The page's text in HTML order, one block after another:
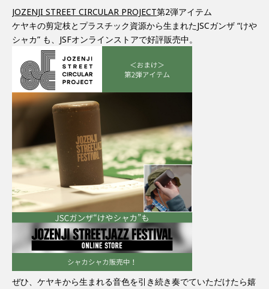
JOZENJI STREET CIRCULAR PROJECT第2弾アイテム
ケヤキの剪定枝とプラスチック資源から生まれたJSCガンザ “けや
シャカ” も、JSFオンラインストアで好評販売中。
ぜひ、ケヤキから生まれる音色を引き続き奏でていただけたら嬉